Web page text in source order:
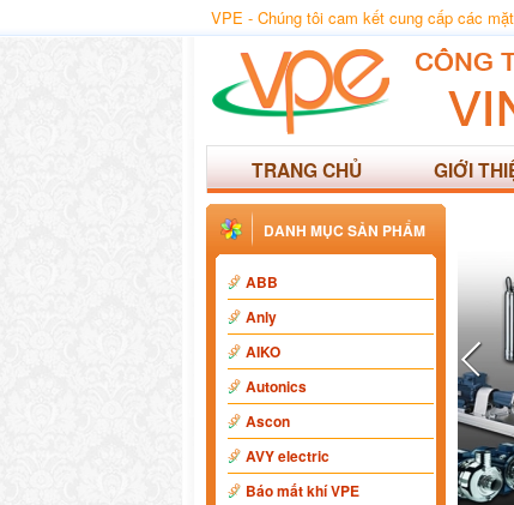
VPE - Chúng tôi cam kết cung cấp các
TRANG CHỦ GIỚI
DANH MỤC SẢN PHẨM
ABB
Anly
AIKO
Autonics
Ascon
AVY electric
Báo mất khí VPE